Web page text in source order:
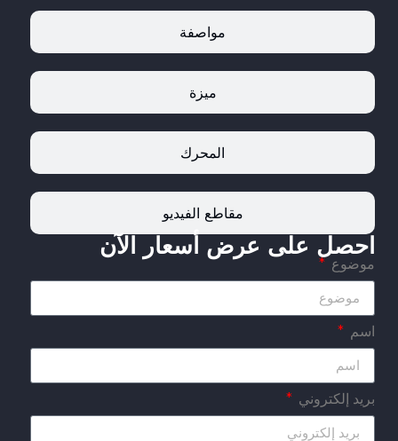
مواصفة
ميزة
المحرك
مقاطع الفيديو
احصل على عرض أسعار الآن
موضوع
اسم
بريد إلكتروني